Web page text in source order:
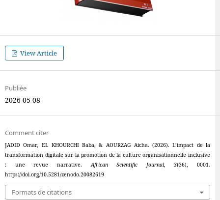
View Article
Publiée
2026-05-08
Comment citer
JADID Omar, EL KHOURCHI Baba, & AOURZAG Aicha. (2026). L’impact de la
transformation digitale sur la promotion de la culture organisationnelle inclusive
: une revue narrative.African Scientific Journal,3(36), 0001.
https://doi.org/10.5281/zenodo.20082619
Formats de citations